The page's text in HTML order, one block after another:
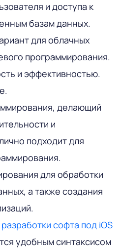
и доступа к
базам данных.
для облачных
программирования.
и эффективностью.
делающий
и
подходит для
для обработки
а также создания
софта под iOS
удобным синтаксисом